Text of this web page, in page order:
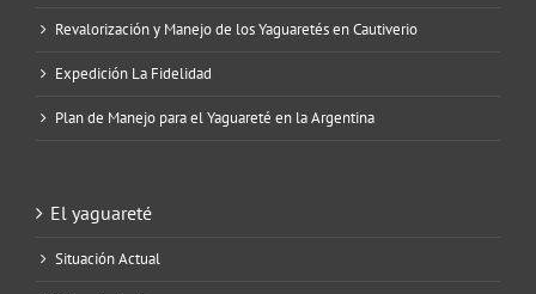
Revalorización y Manejo de los Yaguaretés en Cautiverio
Expedición La Fidelidad
Plan de Manejo para el Yaguareté en la Argentina
El yaguareté
Situación Actual